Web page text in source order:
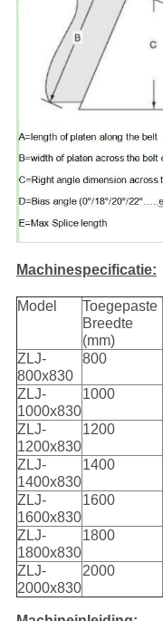
Machinespecificatie:
Model
Toegepaste
Breedte
(mm)
ZLJ-
800x830
800
ZLJ-
1000x830
1000
ZLJ-
1200x830
1200
ZLJ-
1400x830
1400
ZLJ-
1600x830
1600
ZLJ-
1800x830
1800
ZLJ-
2000x830
2000